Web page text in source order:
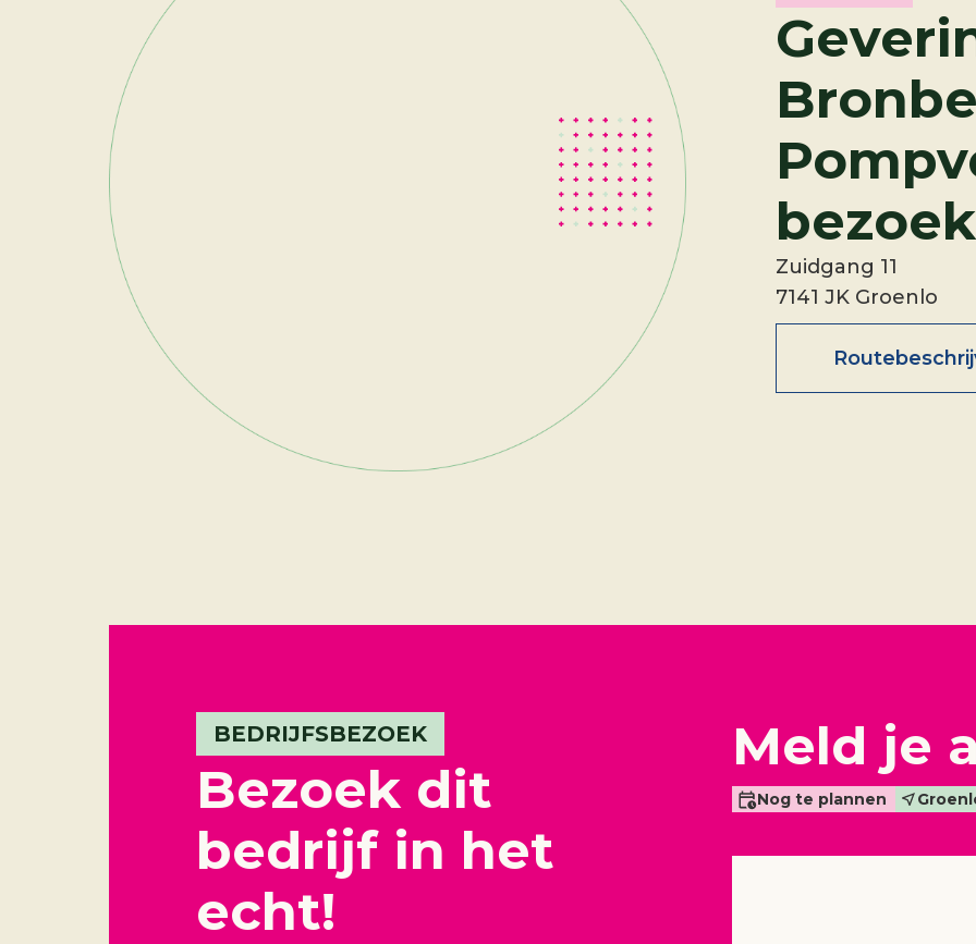
Zuidgang 11
7141 JK Groenlo
BEDRIJFSBEZOEK
Bezoek dit
bedrijf in het
echt!
Meld je
Nog te plannen